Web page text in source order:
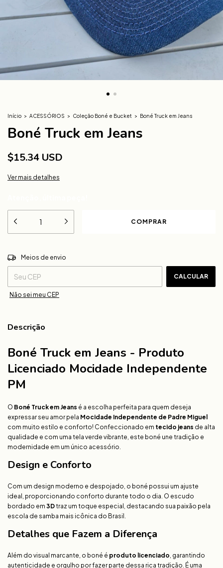
Início > ACESSÓRIOS > Coleção Boné e Bucket > Boné Truck em Jeans
Boné Truck em Jeans
$15.34 USD
Ver mais detalhes
Entregas para o CEP:
Meios de envio
CALCULAR
Não sei meu CEP
Descrição
Boné Truck em Jeans - Produto
Licenciado Mocidade Independente
PM
O Boné Truck em Jeans é a escolha perfeita para quem deseja
expressar seu amor pela Mocidade Independente de Padre Miguel
com muito estilo e conforto! Confeccionado em tecido jeans de alta
qualidade e com uma tela verde vibrante, este boné une tradição e
modernidade em um único acessório.
Design e Conforto
Com um design moderno e despojado, o boné possui um ajuste
ideal, proporcionando conforto durante todo o dia. O escudo
bordado em 3Dtraz um toque especial, destacando sua paixão pela
escola de samba mais icônica do Brasil.
Detalhes que Fazem a Diferença
Além do visual marcante, o boné é produto licenciado , garantindo
autenticidade e orgulho por fazer parte dessa rica tradição. É uma